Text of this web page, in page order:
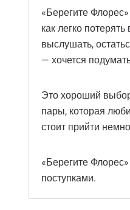
«Берегите
как легко
выслушать,
— хочется
Это хороший
пары, которая
стоит прийти
«Берегите
поступками.